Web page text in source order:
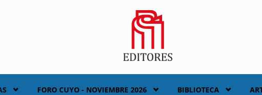
FORO CUYO - NOVIEMBRE 2026 BIBLIOTECA